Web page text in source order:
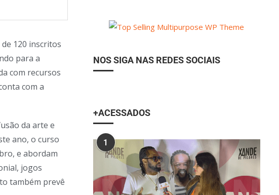
120 inscritos
para a
com recursos
com a
da arte e
ano, o curso
e abordam
jogos
também prevê
NOS SIGA NAS REDES SOCIAIS
+ACESSADOS
1